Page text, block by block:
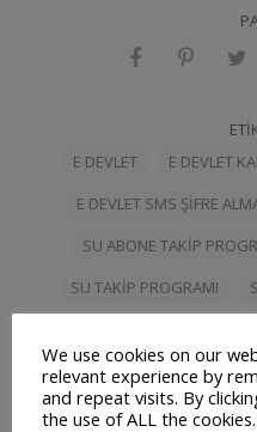
E DEVLET
E DEVLET
E DEVLET SMS ŞIFRE
SU ABONE TAKIP
SU TAKIP PROGRAMI
We use cookies on our
relevant experience by
and repeat visits. By
the use of ALL the cookies.